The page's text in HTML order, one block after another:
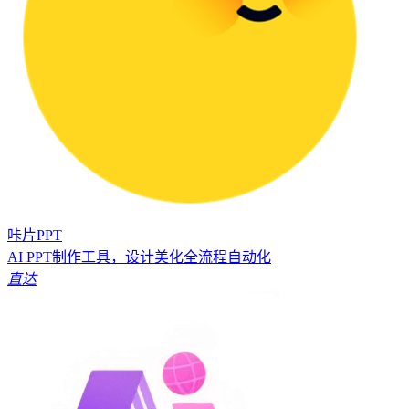
咔片PPT
AI PPT制作工具，设计美化全流程自动化
直达